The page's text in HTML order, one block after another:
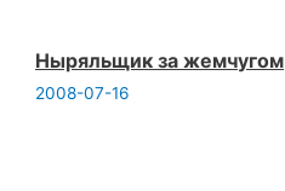
Ныряльщик за жемчугом
2008-07-16